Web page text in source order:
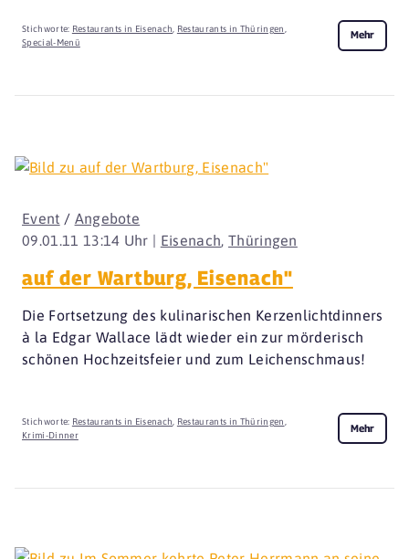
Stichworte: Restaurants in Eisenach, Restaurants in Thüringen,
Special-Menü
Mehr
09.01.11 13:14 Uhr | Eisenach, Thüringen
Event / Angebote
auf der Wartburg, Eisenach"
Die Fortsetzung des kulinarischen Kerzenlichtdinners
à la Edgar Wallace lädt wieder ein zur mörderisch
schönen Hochzeitsfeier und zum Leichenschmaus!
Stichworte: Restaurants in Eisenach, Restaurants in Thüringen,
Krimi-Dinner
Mehr